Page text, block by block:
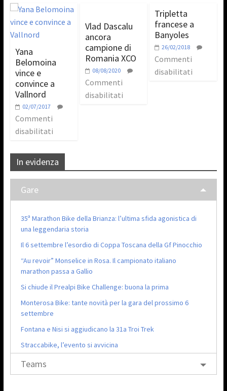
Yana
Belomoina
vince e
convince a
Vallnord
02/07/2017
Commenti
disabilitati
Vlad Dascalu
ancora
campione di
Romania XCO
08/08/2020
Commenti
disabilitati
Tripletta
francese a
Banyoles
26/02/2018
Commenti
disabilitati
In evidenza
Gare
35ª Marathon Bike della Brianza: l’ultima sfida agonistica di
una leggendaria storia
Il 6 settembre l’esordio di Coppa Toscana della Gf Pinocchio
“Au revoir” Monselice in Rosa. Il campionato italiano
marathon passa a Gallio
Si chiude il Prealpi Bike Challenge: buona la prima
Monterosa Bike: tante novità per la gara del prossimo 6
settembre
Fontana e Nisi si aggiudicano la 31a Troi Trek
Straccabike, l’evento si avvicina
Teams